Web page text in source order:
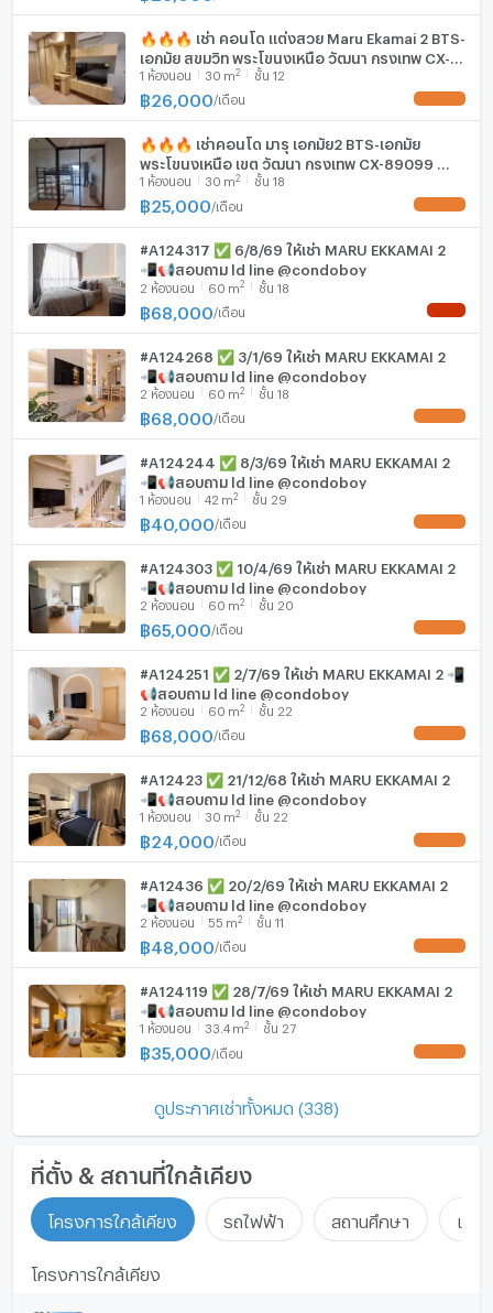
🔥🔥🔥 เช่า คอนโด แต่งสวย Maru Ekamai 2 BTS-
เอกมัย สุขุมวิท พระโขนงเหนือ วัฒนา กรุงเทพ CX-
01739 ✅ ทักไลน์ @connexproperty ตอบทันที ทีม
งานมืออาชีพ ✅ 🔥🔥🔥
1 ห้องนอน 30 m2 ชั้น 12
฿26,000 /เดือน
🔥🔥🔥 เช่าคอนโด มารุ เอกมัย2 BTS-เอกมัย
พระโขนงเหนือ เขต วัฒนา กรุงเทพ CX-89099 ✅
ทักไลน์ @connexproperty ตอบทันที ทีมงานมือ
อาชีพ ✅ 🔥🔥🔥
1 ห้องนอน 30 m2 ชั้น 18
฿25,000 /เดือน
#A124317 ✅ 6/8/69 ให้เช่า MARU EKKAMAI 2
📲📢สอบถาม ld line @condoboy
2 ห้องนอน 60 m2 ชั้น 18
฿68,000 /เดือน
#A124268 ✅ 3/1/69 ให้เช่า MARU EKKAMAI 2
📲📢สอบถาม ld line @condoboy
2 ห้องนอน 60 m2 ชั้น 18
฿68,000 /เดือน
#A124244 ✅ 8/3/69 ให้เช่า MARU EKKAMAI 2
📲📢สอบถาม ld line @condoboy
1 ห้องนอน 42 m2 ชั้น 29
฿ 40,000 /เดือน
#A124303 ✅ 10/4/69 ให้เช่า MARU EKKAMAI 2
📲📢สอบถาม ld line @condoboy
2 ห้องนอน 60 m2 ชั้น 20
฿65,000 /เดือน
#A124251 ✅ 2/7/69 ให้เช่า MARU EKKAMAI 2 📲
📢สอบถาม ld line @condoboy
2 ห้องนอน 60 m2 ชั้น 22
฿68,000 /เดือน
#A12423 ✅ 21/12/68 ให้เช่า MARU EKKAMAI 2
📲📢สอบถาม ld line @condoboy
1 ห้องนอน 30 m2 ชั้น 22
฿24,000 /เดือน
#A12436 ✅ 20/2/69 ให้เช่า MARU EKKAMAI 2
📲📢สอบถาม ld line @condoboy
2 ห้องนอน 55 m2 ชั้น 11
฿ 48,000 /เดือน
#A124119 ✅ 28/7/69 ให้เช่า MARU EKKAMAI 2
📲📢สอบถาม ld line @condoboy
1 ห้องนอน 33.4 m2 ชั้น 27
฿35,000 /เดือน
ดูประกาศเช่าทั้งหมด (338)
ที่ตั้ง & สถานที่ใกล้เคียง
โครงการใกล้เคียง รถไฟฟ้า สถานศึกษา แหล่
โครงการใกล้เคียง